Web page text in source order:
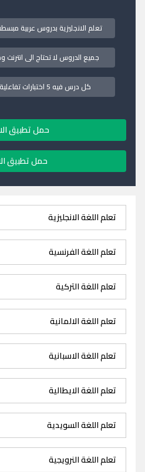
تعلم الانجليزية بدروس عربية
جميع الدروس لا تحتاج الى
كل درس فيه 5 اختبارات تفاعلية لتحسين اللفظ والنطق
حمل تطبيق
حمل تطبيق
تعلم اللغة الانجليزية
تعلم اللغة الفرنسية
تعلم اللغة التركية
تعلم اللغة الالمانية
تعلم اللغة الاسبانية
تعلم اللغة الايطالية
تعلم اللغة السويدية
تعلم اللغة النرويجية